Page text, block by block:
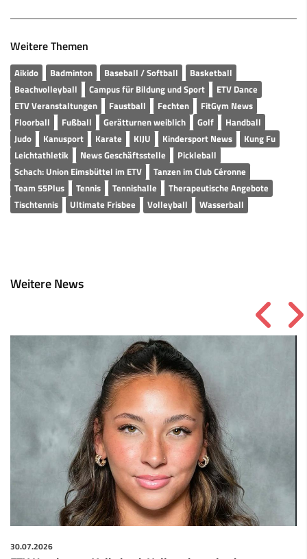
Weitere Themen
Aikido Badminton Baseball / Softball
Basketball
Beachvolleyball
Campus für Bildung und Sport
ETV Dance
ETV Veranstaltungen
Faustball Fechten
FitGym News
Floorball
Fußball Gerätturnen weiblich Golf
Handball
Judo
Kanusport Karate KIJU Kindersport News
Kung Fu
Leichtathletik
News Geschäftsstelle
Pickleball
Schach: Union Eimsbüttel im ETV
Tanzen im Club Céronne
Team 55Plus
Tennis Tennishalle
Therapeutische Angebote
Tischtennis
Ultimate Frisbee Volleyball Wasserball
Weitere News
30.07.2026